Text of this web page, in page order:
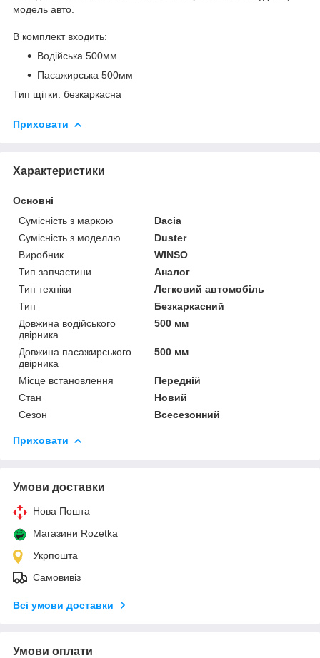
модель авто.
В комплект входить:
Водійська 500мм
Пасажирська 500мм
Тип щітки: безкаркасна
Приховати
Характеристики
Основні
Сумісність з маркою
Dacia
Сумісність з моделлю
Duster
Виробник
WINSO
Тип запчастини
Аналог
Тип техніки
Легковий автомобіль
Тип
Безкаркасний
Довжина водійського
двірника
500 мм
Довжина пасажирського
двірника
500 мм
Місце встановлення
Передній
Стан
Новий
Сезон
Всесезонний
Приховати
Умови доставки
Нова Пошта
Магазини Rozetka
Укрпошта
Самовивіз
Всі умови доставки
Умови оплати